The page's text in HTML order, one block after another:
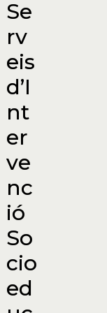
Se
rv
eis
d’I
nt
er
ve
nc
ió
So
cio
ed